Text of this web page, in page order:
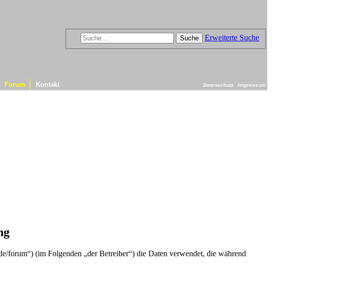
Suche Erweiterte Suche
Forum Kontakt Datenschutz Impressum
forum“) (im Folgenden „der Betreiber“) die Daten verwendet, die während